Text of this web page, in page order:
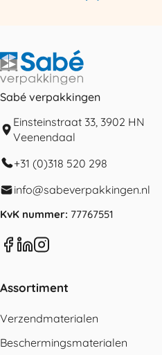
Sabé verpakkingen
Einsteinstraat 33, 3902 HN
Veenendaal
+31 (0)318 520 298
info@sabeverpakkingen.nl
KvK nummer: 77767551
Assortiment
Verzendmaterialen
Beschermingsmaterialen